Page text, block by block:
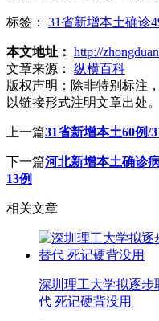
标签： 31省新增本土确诊
本文地址： http://
文章来源：
纵横百科
版权声明： 除非特别标注
以链接形式注明文章出处。
上一篇31省新增本土60例/
下一篇河北新增本土确诊
13例
相关文章
深圳理工大学拟逐
代 死记硬背没用